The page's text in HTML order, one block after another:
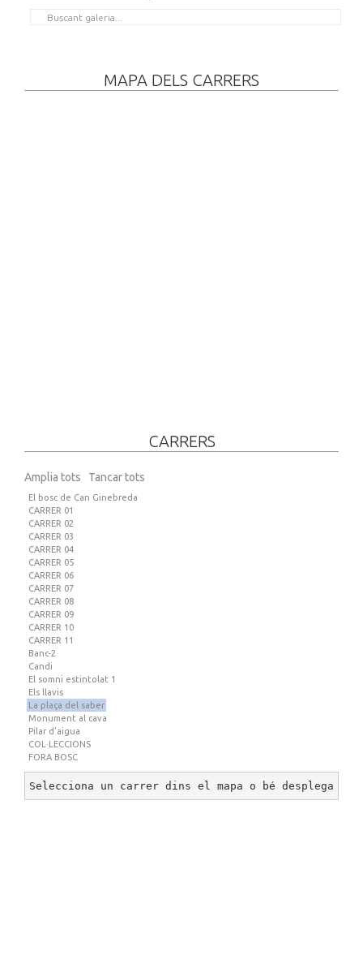
MAPA DELS CARRERS
CARRERS
Amplia tots Tancar tots
El bosc de Can Ginebreda
CARRER 01
CARRER 02
CARRER 03
CARRER 04
CARRER 05
CARRER 06
CARRER 07
CARRER 08
CARRER 09
CARRER 10
CARRER 11
Banc-2
Candi
El somni estintolat 1
Els llavis
La plaça del saber
Monument al cava
Pilar d’aigua
COL·LECCIONS
FORA BOSC
Selecciona un carrer dins el mapa o bé desplega